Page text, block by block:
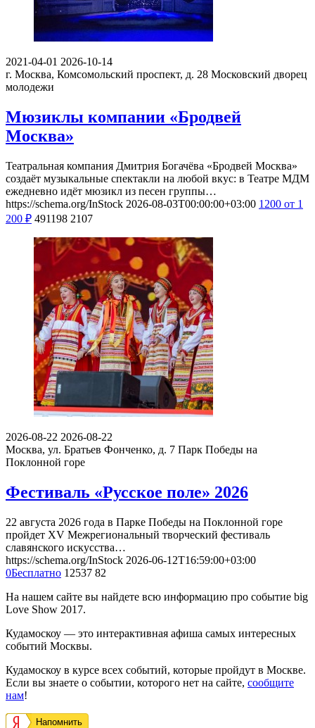
2021-04-01 2026-10-14
г. Москва, Комсомольский проспект, д. 28 Московский дворец
молодежи
Мюзиклы компании «Бродвей
Москва»
Театральная компания Дмитрия Богачёва «Бродвей Москва»
создаёт музыкальные спектакли на любой вкус: в Театре МДМ
ежедневно идёт мюзикл из песен группы…
https://schema.org/InStock 2026-08-03T00:00:00+03:00 1200 от 1
200 ₽ 491198 2107
2026-08-22 2026-08-22
Москва, ул. Братьев Фонченко, д. 7 Парк Победы на
Поклонной горе
Фестиваль «Русское поле» 2026
22 августа 2026 года в Парке Победы на Поклонной горе
пройдет XV Межрегиональный творческий фестиваль
славянского искусства…
https://schema.org/InStock 2026-06-12T16:59:00+03:00
0Бесплатно 12537 82
На нашем сайте вы найдете всю информацию про событие big
Love Show 2017.
Кудамоскоу — это интерактивная афиша самых интересных
событий Москвы.
Кудамоскоу в курсе всех событий, которые пройдут в Москве.
Если вы знаете о событии, которого нет на сайте, сообщите
нам!
Напомнить